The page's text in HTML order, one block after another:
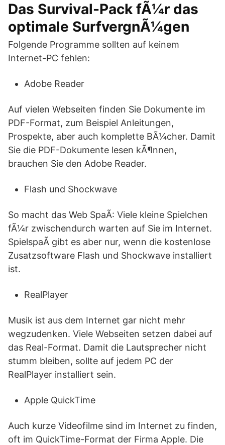
Das Survival-Pack fÃ¼r das
optimale SurfvergnÃ¼gen
Folgende Programme sollten auf keinem
Internet-PC fehlen:
Adobe Reader
Auf vielen Webseiten finden Sie Dokumente im
PDF-Format, zum Beispiel Anleitungen,
Prospekte, aber auch komplette BÃ¼cher. Damit
Sie die PDF-Dokumente lesen kÃ¶nnen,
brauchen Sie den Adobe Reader.
Flash und Shockwave
So macht das Web SpaÃ: Viele kleine Spielchen
fÃ¼r zwischendurch warten auf Sie im Internet.
SpielspaÃ gibt es aber nur, wenn die kostenlose
Zusatzsoftware Flash und Shockwave installiert
ist.
RealPlayer
Musik ist aus dem Internet gar nicht mehr
wegzudenken. Viele Webseiten setzen dabei auf
das Real-Format. Damit die Lautsprecher nicht
stumm bleiben, sollte auf jedem PC der
RealPlayer installiert sein.
Apple QuickTime
Auch kurze Videofilme sind im Internet zu finden,
oft im QuickTime-Format der Firma Apple. Die